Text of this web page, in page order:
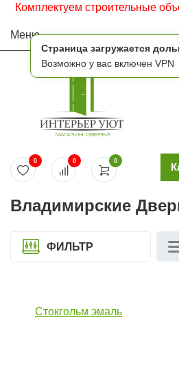
Страница загружается
Возможно у вас включен VPN
строительные
Меню
0
0 0
Владимирские
ФИЛЬТР
Стокгольм эмаль